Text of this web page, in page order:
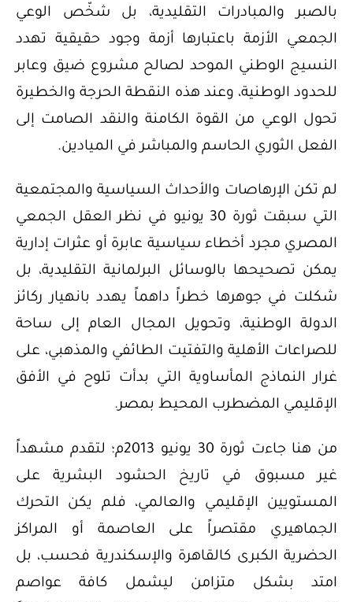
بالصبر والمبادرات التقليدية، بل شخّص الوعي
الجمعي الأزمة باعتبارها أزمة وجود حقيقية تهدد
النسيج الوطني الموحد لصالح مشروع ضيق وعابر
للحدود الوطنية، وعند هذه النقطة الحرجة والخطيرة
تحول الوعي من القوة الكامنة والنقد الصامت إلى
الفعل الثوري الحاسم والمباشر في الميادين.
لم تكن الإرهاصات والأحداث السياسية والمجتمعية
التي سبقت ثورة 30 يونيو في نظر العقل الجمعي
المصري مجرد أخطاء سياسية عابرة أو عثرات إدارية
يمكن تصحيحها بالوسائل البرلمانية التقليدية، بل
شكلت في جوهرها خطراً داهماً يهدد بانهيار ركائز
الدولة الوطنية، وتحويل المجال العام إلى ساحة
للصراعات الأهلية والتفتيت الطائفي والمذهبي، على
غرار النماذج المأساوية التي بدأت تلوح في الأفق
الإقليمي المضطرب المحيط بمصر.
من هنا جاءت ثورة 30 يونيو 2013م؛ لتقدم مشهداً
غير مسبوق في تاريخ الحشود البشرية على
المستويين الإقليمي والعالمي، فلم يكن التحرك
الجماهيري مقتصراً على العاصمة أو المراكز
الحضرية الكبرى كالقاهرة والإسكندرية فحسب، بل
امتد بشكل متزامن ليشمل كافة عواصم